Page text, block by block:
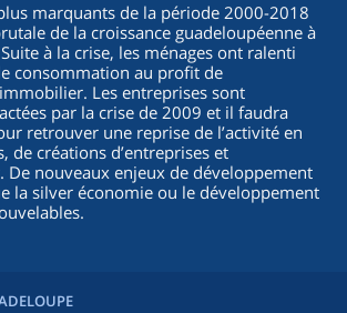
marquants de la période 2000-2018
de la croissance guadeloupéenne à
à la crise, les ménages ont ralenti
consommation au profit de
Les entreprises sont
par la crise de 2009 et il faudra
retrouver une reprise de l’activité en
de créations d’entreprises et
De nouveaux enjeux de développement
la silver économie ou le développement